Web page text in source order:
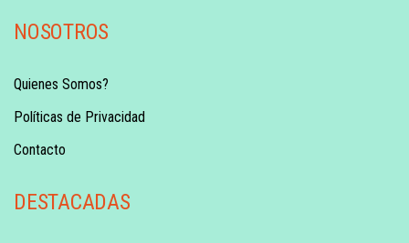
NOSOTROS
Quienes Somos?
Políticas de Privacidad
Contacto
DESTACADAS